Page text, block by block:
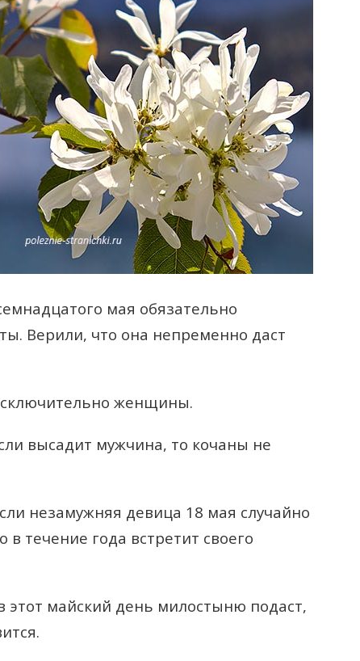
мая обязательно
Верили, что она непременно даст
женщины.
высадит мужчина, то кочаны не
незамужняя девица 18 мая случайно
течение года встретит своего
этот майский день милостыню подаст,